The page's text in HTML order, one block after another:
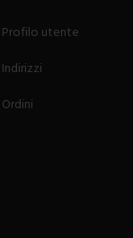
Profilo utente
Indirizzi
Ordini